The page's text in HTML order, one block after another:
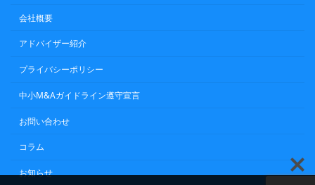
会社概要
アドバイザー紹介
プライバシーポリシー
中小M&Aガイドライン遵守宣言
お問い合わせ
コラム
お知らせ